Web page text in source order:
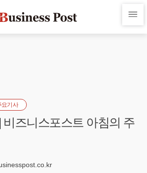
요기사
비즈니스포스트 아침의 주